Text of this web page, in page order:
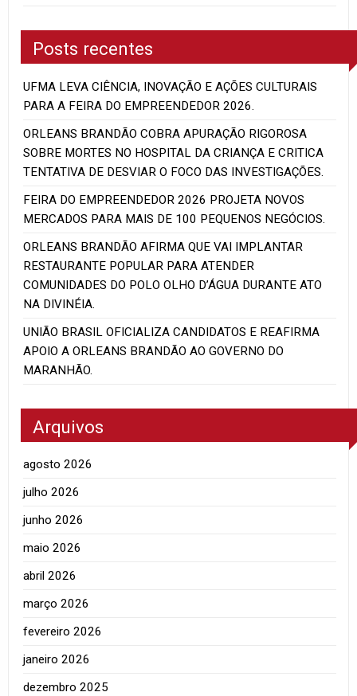
Posts recentes
UFMA LEVA CIÊNCIA, INOVAÇÃO E AÇÕES CULTURAIS
PARA A FEIRA DO EMPREENDEDOR 2026.
ORLEANS BRANDÃO COBRA APURAÇÃO RIGOROSA
SOBRE MORTES NO HOSPITAL DA CRIANÇA E CRITICA
TENTATIVA DE DESVIAR O FOCO DAS INVESTIGAÇÕES.
FEIRA DO EMPREENDEDOR 2026 PROJETA NOVOS
MERCADOS PARA MAIS DE 100 PEQUENOS NEGÓCIOS.
ORLEANS BRANDÃO AFIRMA QUE VAI IMPLANTAR
RESTAURANTE POPULAR PARA ATENDER
COMUNIDADES DO POLO OLHO D’ÁGUA DURANTE ATO
NA DIVINÉIA.
UNIÃO BRASIL OFICIALIZA CANDIDATOS E REAFIRMA
APOIO A ORLEANS BRANDÃO AO GOVERNO DO
MARANHÃO.
Arquivos
agosto 2026
julho 2026
junho 2026
maio 2026
abril 2026
março 2026
fevereiro 2026
janeiro 2026
dezembro 2025